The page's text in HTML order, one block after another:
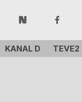
KANAL D TEVE2